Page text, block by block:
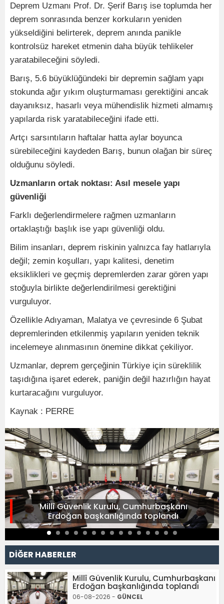
Deprem Uzmanı Prof. Dr. Şerif Barış ise toplumda her
deprem sonrasında benzer korkuların yeniden
yükseldiğini belirterek, deprem anında panikle
kontrolsüz hareket etmenin daha büyük tehlikeler
yaratabileceğini söyledi.
Barış, 5.6 büyüklüğündeki bir depremin sağlam yapı
stokunda ağır yıkım oluşturmaması gerektiğini ancak
dayanıksız, hasarlı veya mühendislik hizmeti almamış
yapılarda risk yaratabileceğini ifade etti.
Artçı sarsıntıların haftalar hatta aylar boyunca
sürebileceğini kaydeden Barış, bunun olağan bir süreç
olduğunu söyledi.
Uzmanların ortak noktası: Asıl mesele yapı
güvenliği
Farklı değerlendirmelere rağmen uzmanların
ortaklaştığı başlık ise yapı güvenliği oldu.
Bilim insanları, deprem riskinin yalnızca fay hatlarıyla
değil; zemin koşulları, yapı kalitesi, denetim
eksiklikleri ve geçmiş depremlerden zarar gören yapı
stoğuyla birlikte değerlendirilmesi gerektiğini
vurguluyor.
Özellikle Adıyaman, Malatya ve çevresinde 6 Şubat
depremlerinden etkilenmiş yapıların yeniden teknik
incelemeye alınmasının önemine dikkat çekiliyor.
Uzmanlar, deprem gerçeğinin Türkiye için süreklilik
taşıdığına işaret ederek, paniğin değil hazırlığın hayat
kurtaracağını vurguluyor.
Kaynak : PERRE
Millî Güvenlik Kurulu, Cumhurbaşkanı
Erdoğan başkanlığında toplandı
DİĞER HABERLER
Millî Güvenlik Kurulu, Cumhurbaşkanı
Erdoğan başkanlığında toplandı
06-08-2026 - GÜNCEL